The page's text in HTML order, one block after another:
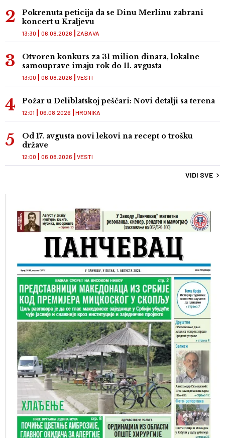
Pokrenuta peticija da se Dinu Merlinu zabrani
koncert u Kraljevu
ZABAVA
13:30 06.08.2026
Otvoren konkurs za 31 milion dinara, lokalne
samouprave imaju rok do 11. avgusta
VESTI
13:00 06.08.2026
Požar u Deliblatskoj peščari: Novi detalji sa terena
HRONIKA
12:01 06.08.2026
Od 17. avgusta novi lekovi na recept o trošku
države
VESTI
12:00 06.08.2026
VIDI SVE